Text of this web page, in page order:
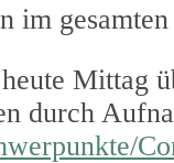
im
Mittag
durch